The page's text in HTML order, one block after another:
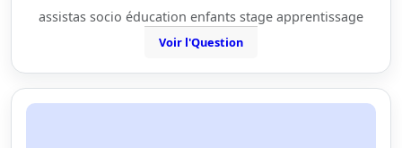
assistas socio éducation enfants stage apprentissage
Voir l'Question